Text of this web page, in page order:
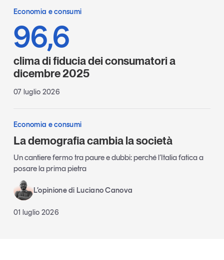
Economia e consumi
96,6
clima di fiducia dei consumatori a
dicembre 2025
07 luglio 2026
Economia e consumi
La demografia cambia la società
Un cantiere fermo tra paure e dubbi: perché l’Italia fatica a
posare la prima pietra
L’opinione di Luciano Canova
01 luglio 2026